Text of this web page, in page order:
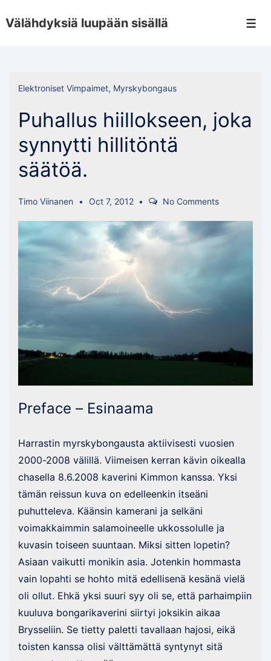
Skip
Välähdyksiä luupään sisällä
Elektroniset Vimpaimet, Myrskybongaus
Puhallus hiillokseen, joka
synnytti hillitöntä
säätöä.
Timo Viinanen Oct 7, 2012 No Comments
Preface – Esinaama
Harrastin myrskybongausta aktiivisesti vuosien
2000-2008 välillä. Viimeisen kerran kävin oikealla
chasella 8.6.2008 kaverini Kimmon kanssa. Yksi
tämän reissun kuva on edelleenkin itseäni
puhutteleva. Käänsin kamerani ja selkäni
voimakkaimmin salamoineelle ukkossolulle ja
kuvasin toiseen suuntaan. Miksi sitten lopetin?
Asiaan vaikutti monikin asia. Jotenkin hommasta
vain lopahti se hohto mitä edellisenä kesänä vielä
oli ollut. Ehkä yksi suuri syy oli se, että parhaimpiin
kuuluva bongarikaverini siirtyi joksikin aikaa
Brysseliin. Se tietty paletti tavallaan hajosi, eikä
toisten kanssa olisi välttämättä syntynyt sitä